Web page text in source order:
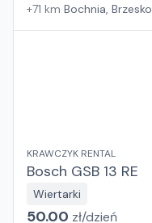
+71 km Bochnia, Brzesko
KRAWCZYK RENTAL
Bosch GSB 13 RE
Wiertarki
50.00 zł/dzień